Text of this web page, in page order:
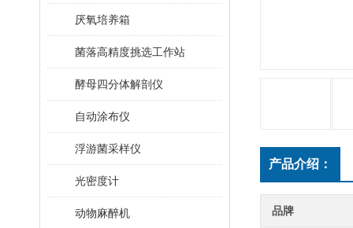
厌氧培养箱
菌落高精度挑选工作站
酵母四分体解剖仪
自动涂布仪
浮游菌采样仪
光密度计
动物麻醉机
产品介绍：
品牌